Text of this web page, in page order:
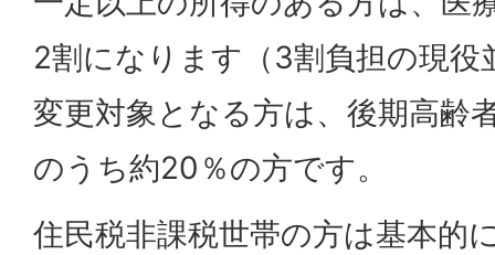
2割になります（3割負担の現役
変更対象となる方は、後期高齢
のうち約20％の方です。
住民税非課税世帯の方は基本的